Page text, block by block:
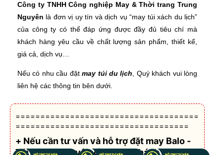
Công ty TNHH Công nghiệp May & Thời trang Trung
Nguyên là đơn vị uy tín và dịch vụ “may túi xách du lịch”
của công ty có thể đáp ứng được đầy đủ tiêu chí mà
khách hàng yêu cầu về chất lượng sản phẩm, thiết kế,
giá cả, dịch vụ…
Nếu có nhu cầu đặtmay túi du lịch, Quý khách vui lòng
liên hệ các thông tin bên dưới.
=====================================
===================================
+ Nếu cần tư vấn và hỗ trợđặt may Balo -
Túi xách theo yêu cầu, Quý khách vui lòng